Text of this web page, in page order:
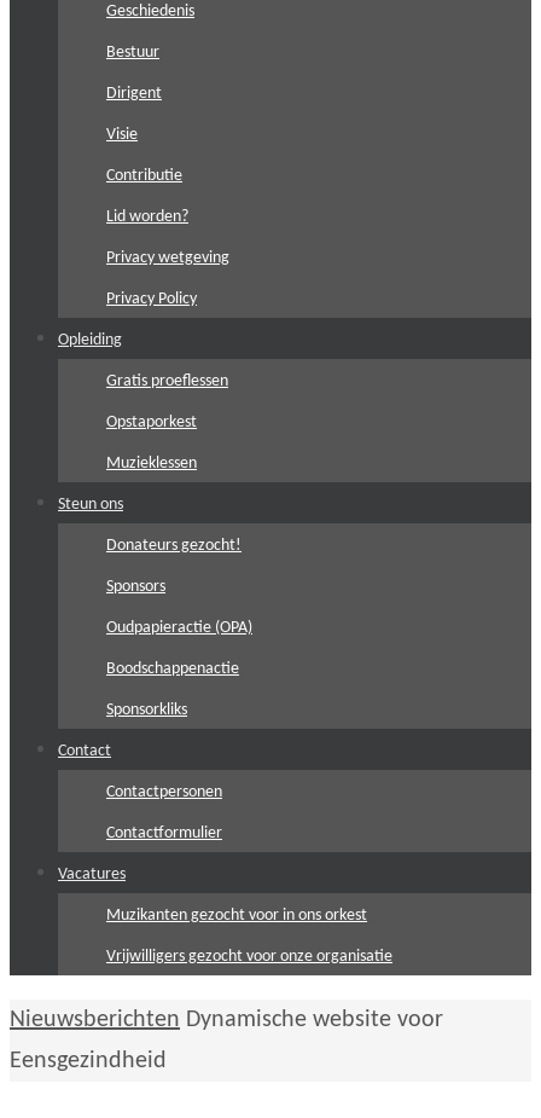
Geschiedenis
Bestuur
Dirigent
Visie
Contributie
Lid worden?
Privacy wetgeving
Privacy Policy
Opleiding
Gratis proeflessen
Opstaporkest
Muzieklessen
Steun ons
Donateurs gezocht!
Sponsors
Oudpapieractie (OPA)
Boodschappenactie
Sponsorkliks
Contact
Contactpersonen
Contactformulier
Vacatures
Muzikanten gezocht voor in ons orkest
Vrijwilligers gezocht voor onze organisatie
Home
Nieuwsberichten Dynamische website voor
Eensgezindheid